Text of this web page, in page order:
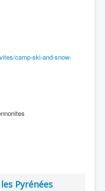
camp-ski-and-snow-
Pyrénées